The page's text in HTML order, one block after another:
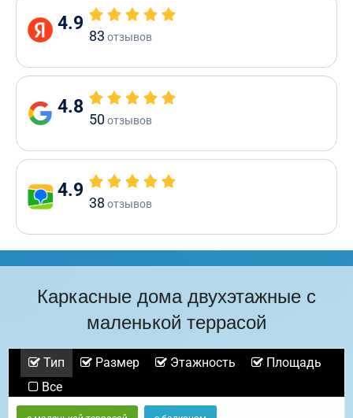
4.9
83 отзывов
4.8
50отзывов
4.9
38 отзывов
Каркасные дома двухэтажные с
маленькой террасой
Тип Размер Этажность
Площадь
Все